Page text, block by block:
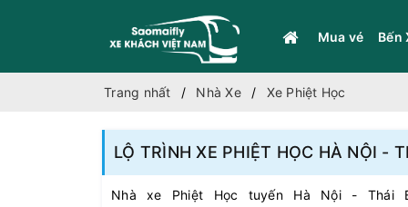
Mua vé Bến
Trang nhất Nhà Xe Xe Phiệt Học
LỘ TRÌNH XE PHIỆT HỌC HÀ NỘI -
Nhà xe Phiệt Học tuyến Hà Nội - Thái